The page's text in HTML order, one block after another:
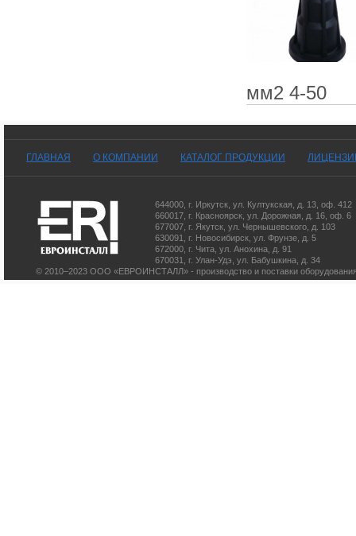
мм2 4-50
ГЛАВНАЯ О КОМПАНИИ КАТАЛОГ ПРОДУКЦИИ
644000 г. Иркутск ул. Култукская, д. 13 , оф. 412
660017 г. Красноярск ул. Дорожная, д. 16, оф. 6
677007 г. Якутск ул. Чернышевского, д. 103
630091
г. Новосибирск ул. Фрунзе, д. 5
672000 г. Чита ул. Анохина, д. 91
670031
г. Улан-Удэ ул. Бабушкина, д. 34
© 2010–2023 ООО «ЕВРОИНСТАЛЛ» - производство и поставки оборудования